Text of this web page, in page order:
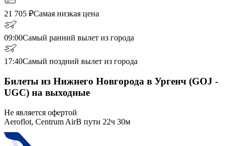
21 705 ₽Самая низкая цена
09:00Самый ранний вылет из города
17:40Самый поздний вылет из города
Билеты из Нижнего Новгорода в Ургенч (GOJ -
UGC) на выходные
Не является офертой
Aeroflot, Centrum AirВ пути 22ч 30м